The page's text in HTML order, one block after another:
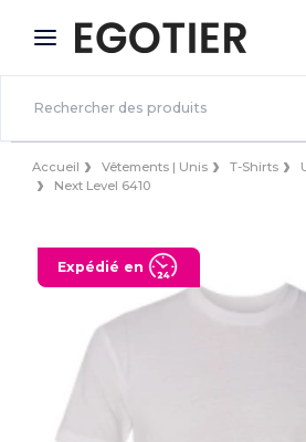
× Appli Egotier
Meilleurs prix sur l’app !
Accueil Vêtements | Unis T-Shirts
Next Level 6410
Expédié en